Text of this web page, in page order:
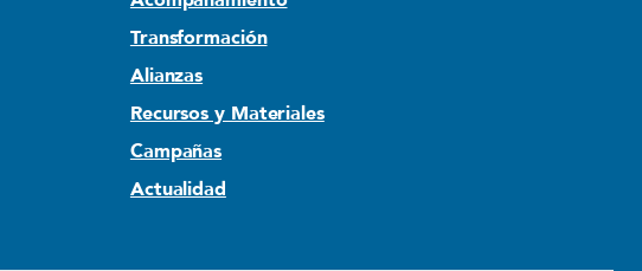
Transformación
Alianzas
Recursos y Materiales
Campañas
Actualidad